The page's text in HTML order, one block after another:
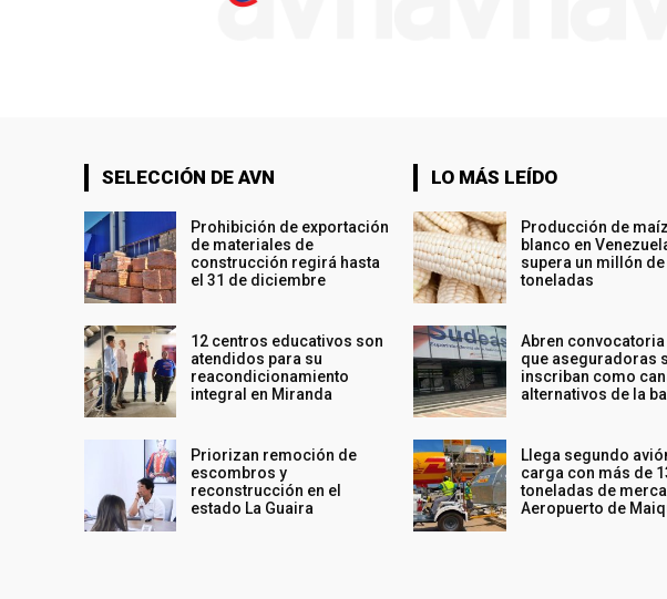
SELECCIÓN DE AVN
Prohibición de exportación
de materiales de
construcción regirá hasta
el 31 de diciembre
12 centros educativos son
atendidos para su
reacondicionamiento
integral en Miranda
Priorizan remoción de
escombros y
reconstrucción en el
estado La Guaira
LO MÁS LEÍDO
Producción de maíz
blanco en
supera un millón de
toneladas
Abren convocatoria
que aseguradoras
inscriban como
alternativos de la
Llega segundo
carga con más de
toneladas de
Aeropuerto de